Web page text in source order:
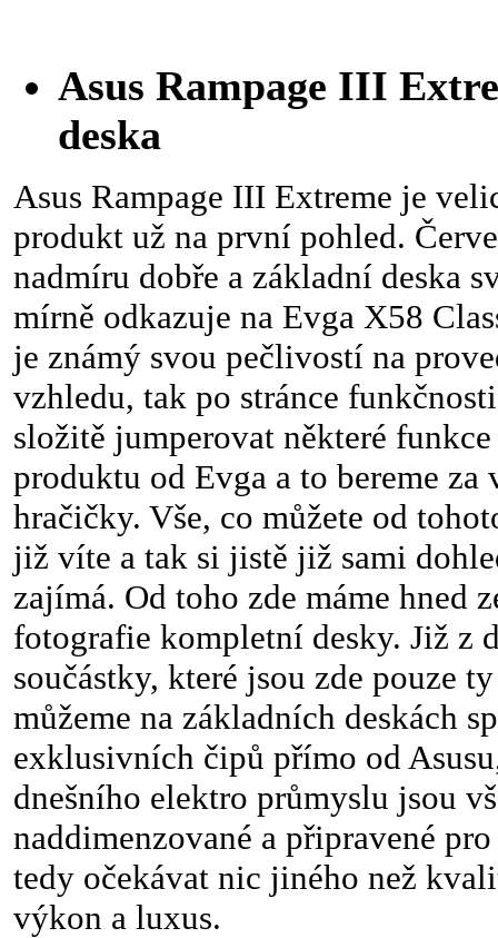
Asus Rampage III
deska
Asus Rampage III Extreme je
produkt už na první pohled.
nadmíru dobře a základní deska
mírně odkazuje na Evga X58
je známý svou pečlivostí na
vzhledu, tak po stránce
složitě jumperovat některé
produktu od Evga a to bereme
hračičky. Vše, co můžete od
již víte a tak si jistě již sami
zajímá. Od toho zde máme hned
fotografie kompletní desky. Již z
součástky, které jsou zde pouze
můžeme na základních deskách
exklusivních čipů přímo od
dnešního elektro průmyslu jsou
naddimenzované a připravené
tedy očekávat nic jiného než
výkon a luxus.